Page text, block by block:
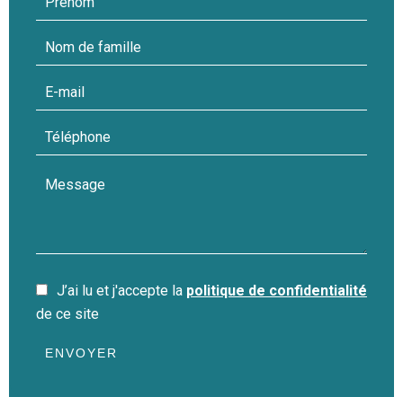
J’ai lu et j'accepte la politique de confidentialité
de ce site
ENVOYER